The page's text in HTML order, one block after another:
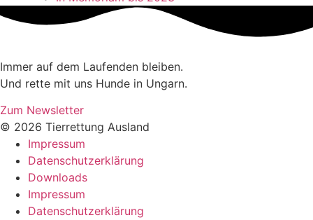
Immer auf dem Laufenden bleiben.
Und rette mit uns Hunde in Ungarn.
Zum Newsletter
© 2026 Tierrettung Ausland
Impressum
Datenschutzerklärung
Downloads
Impressum
Datenschutzerklärung